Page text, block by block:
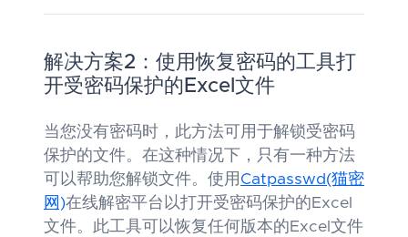
解决方案2：使用恢复密码的工具打
开受密码保护的Excel文件
当您没有密码时，此方法可用于解锁受密码
保护的文件。在这种情况下，只有一种方法
可以帮助您解锁文件。使用 Catpasswd(猫密
网)在线解密平台以打开受密码保护的Excel
文件。此工具可以恢复任何版本的Excel文件